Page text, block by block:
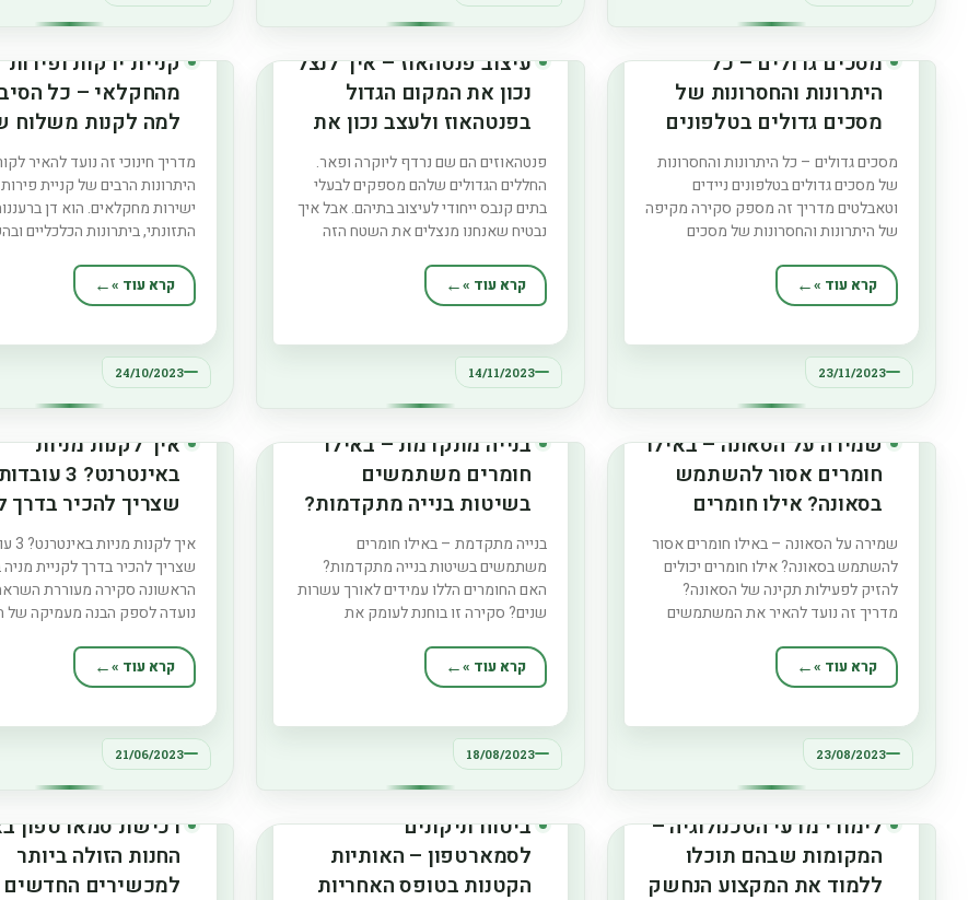
מסכים גדולים – כל
היתרונות והחסרונות של
מסכים גדולים בטלפונים
ניידים וטאבלטים
מסכים גדולים – כל היתרונות והחסרונות
של מסכים גדולים בטלפונים ניידים
וטאבלטים מדריך זה מספק סקירה מקיפה
של היתרונות והחסרונות של מסכים
מתעמק בהשפעה של גודל מסך על חווית
משתמש, פרודוקטיביות, צריכת מדיה
לקונים לקבל החלטות מושכלות. עוד
באתר: בניית
קרא עוד »
23/11/2023
עיצוב פנטהאוז – איך לנצל
נכון את המקום הגדול
בפנטהאוז ולעצב נכון את
הבית
פנטהאוזים הם שם נרדף ליוקרה ופאר.
החללים הגדולים שלהם מספקים לבעלי
בתים קנבס ייחודי לעיצוב בתיהם. אבל איך
נבטיח שאנחנו מנצלים את השטח הזה
בתהליך עיצוב הפנטהאוז שלך כדי למקסם
את הפוטנציאל שלו, תוך הבטחת איזון
הדינמיקה של חלל
קרא עוד »
14/11/2023
קניית ירקות ופירות
מהחקלאי – כל
למה לקנות משלוח
ירקות מחקלאים
מהסופרמרקט
מדריך חינוכי זה נועד להאיר
היתרונות הרבים של קניית
ישירות מחקלאים. הוא דן
התזונתי, ביתרונות הכלכליים
כאשר אתה תומך בחקלאים
גם מנוגד את היתרונות הללו
לקנות ישירות מחקלאים? ישנן
קרא עוד »
24/10/2023
שמירה על הסאונה – באילו
חומרים אסור להשתמש
בסאונה? אילו חומרים
יכולים להזיק לפעילות
תקינה של הסאונה?
שמירה על הסאונה – באילו חומרים אסור
להשתמש בסאונה? אילו חומרים יכולים
להזיק לפעילות תקינה של הסאונה?
מדריך זה נועד להאיר את המשתמשים
החומרים הנכונים לסאונה שלהם. הוא צולל
לפרטים של אילו חומרים יש להימנע בשל
הסאונה, ואשר עלולים
קרא עוד »
23/08/2023
בנייה מתקדמת – באילו
חומרים משתמשים
בשיטות בנייה מתקדמות?
האם החומרים הללו
עמידים לאורך עשרות
שנים?
בנייה מתקדמת – באילו חומרים
משתמשים בשיטות בנייה מתקדמות?
האם החומרים הללו עמידים לאורך עשרות
שנים? סקירה זו בוחנת לעומק את
מתקדמות, תוך התמקדות בעמידותם
לאורך תקופות זמן ממושכות. הוא מספק
החסרונות הפוטנציאליים של חומרים אלה,
תוך דיון בהשפעותיהם ארוכות
קרא עוד »
18/08/2023
איך לקנות מניות
באינטרנט? 3 עובדות
שצריך להכיר בדרך
מניה בפעם
איך
שצריך להכיר בדרך לקניית
הראשונה סקירה מעוררת
נועדה לספק הבנה מעמיקה של
להן כאשר יוצא לעולם המסחר
במניות. הסקירה מכסה היבטים
במסעם המרגש לקראת בניית
קרא עוד »
21/06/2023
לימודי מדעי הטכנולוגיה –
המקומות שבהם תוכלו
ללמוד את המקצוע הנחשק
ביטוח תיקונים
לסמארטפון – האותיות
הקטנות בטופס האחריות
רכישת סמארטפון
החנות הזולה ביותר
למכשירים החדשים